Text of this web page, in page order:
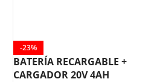
-23%
BATERÍA RECARGABLE +
CARGADOR 20V 4AH